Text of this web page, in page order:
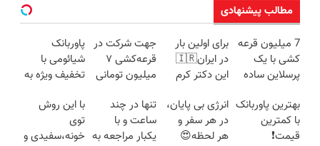
مطالب پیشنهادی
7 میلیون قرعه
کشی با یک
پرسلاین ساده
برای اولین بار
در ایران🇮🇷
این دکتر کرم
روزه ساخت!
جهت شرکت در
قرعه‌کشی ۷
میلیون تومانی
پاوربانک
شیائومی با
تخفیف ویژه به
بهترین پاوربانک
با کمترین
قیمت❗
انرژی بی پایان،
در هر سفر و
هر لحظه😍
تنها در چند
ساعت و با
یکبار مراجعه به
با این روش
توی
خونه،سفیدی و